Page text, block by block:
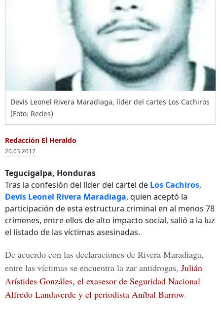
Devis Leonel Rivera Maradiaga, líder del cartes Los Cachiros
(Foto: Redes)
Redacción El Heraldo
20.03.2017
Tegucigalpa, Honduras
Tras la confesión del líder del cartel de Los Cachiros,
Devis Leonel Rivera Maradiaga, quien aceptó la
participación de esta estructura criminal en al menos 78
crímenes, entre ellos de alto impacto social, salió a la luz
el listado de las víctimas asesinadas.
De acuerdo con las declaraciones de Rivera Maradiaga,
entre las víctimas se encuentra la zar antidrogas, Julián
Arístides Gonzáles, el exasesor de Seguridad Nacional
Alfredo Landaverde y el periodista Aníbal Barrow.